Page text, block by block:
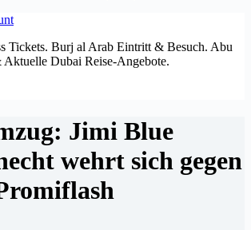
Tickets. Burj al Arab Eintritt & Besuch. Abu
Dubai Reise-Angebote.
Jimi Blue
wehrt sich gegen